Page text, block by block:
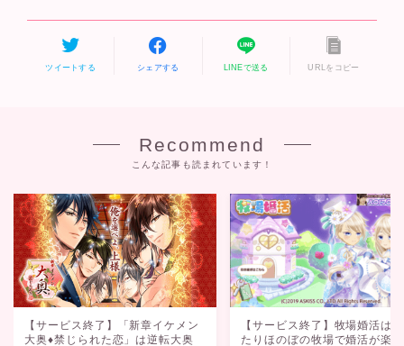
ツイートする シェアする LINEで送る URLをコピー
Recommend
こんな記事も読まれています！
【サービス終了】「新章イケメン
大奥♦禁じられた恋」は逆転大奥
【サービス終了】牧場婚活は
たりほのぼの牧場で婚活が楽